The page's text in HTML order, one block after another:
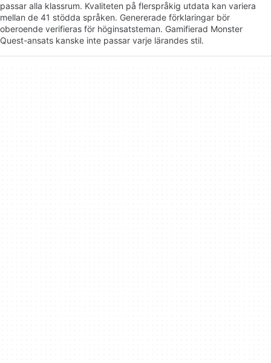
passar alla klassrum. Kvaliteten på flerspråkig utdata kan variera
mellan de 41 stödda språken. Genererade förklaringar bör
oberoende verifieras för höginsatsteman. Gamifierad Monster
Quest-ansats kanske inte passar varje lärandes stil.